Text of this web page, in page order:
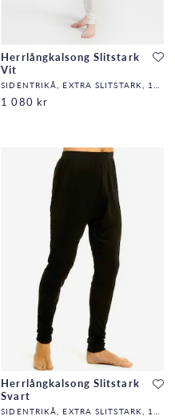
Herrlångkalsong Slitstark
Vit
1 080 kr
Herrlångkalsong Slitstark
Svart
SIDENTRIKÅ, EXTRA SLITSTARK, 140G/M2,32,DF